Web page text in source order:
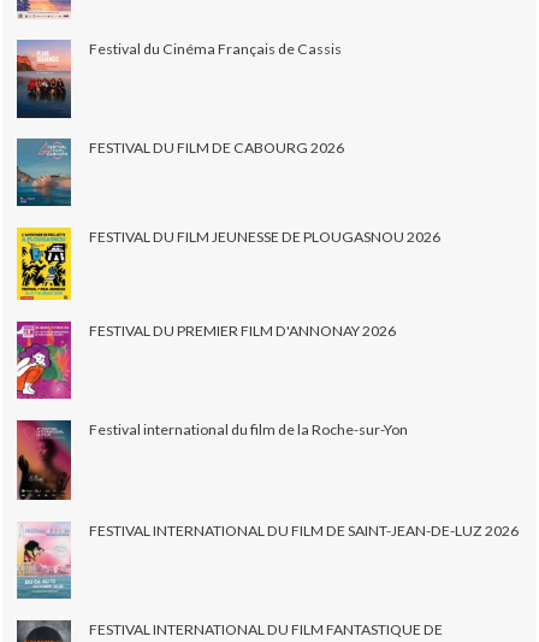
Festival du Cinéma Français de Cassis
FESTIVAL DU FILM DE CABOURG 2026
FESTIVAL DU FILM JEUNESSE DE PLOUGASNOU 2026
FESTIVAL DU PREMIER FILM D'ANNONAY 2026
Festival international du film de la Roche-sur-Yon
FESTIVAL INTERNATIONAL DU FILM DE SAINT-JEAN-DE-LUZ 2026
FESTIVAL INTERNATIONAL DU FILM FANTASTIQUE DE